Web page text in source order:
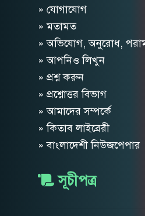
» যোগাযোগ
» মতামত
» অভিযোগ, অনুরোধ,
» আপনিও লিখুন
» প্রশ্ন করুন
» প্রশ্নোত্তর বিভাগ
» আমাদের সম্পর্কে
» কিতাব লাইব্রেরী
» বাংলাদেশী নিউজপেপার
সূচীপত্র